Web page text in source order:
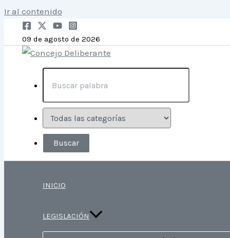
Ir al contenido
09 de agosto de 2026
INICIO
LEGISLACIÓN